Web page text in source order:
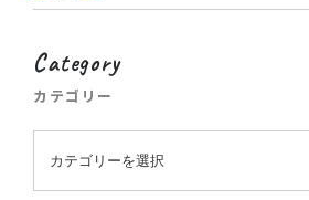
Category
カテゴリー